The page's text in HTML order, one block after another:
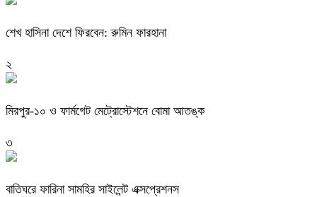
শেখ হাসিনা দেশে ফিরবেন: রুমিন ফারহানা
২
মিরপুর-১০ ও ফার্মগেট মেট্রোস্টেশনে বোমা আতঙ্ক
৩
বাতিঘরে ফারিনা সামহির সাইলেন্ট এক্সপ্রেশনস